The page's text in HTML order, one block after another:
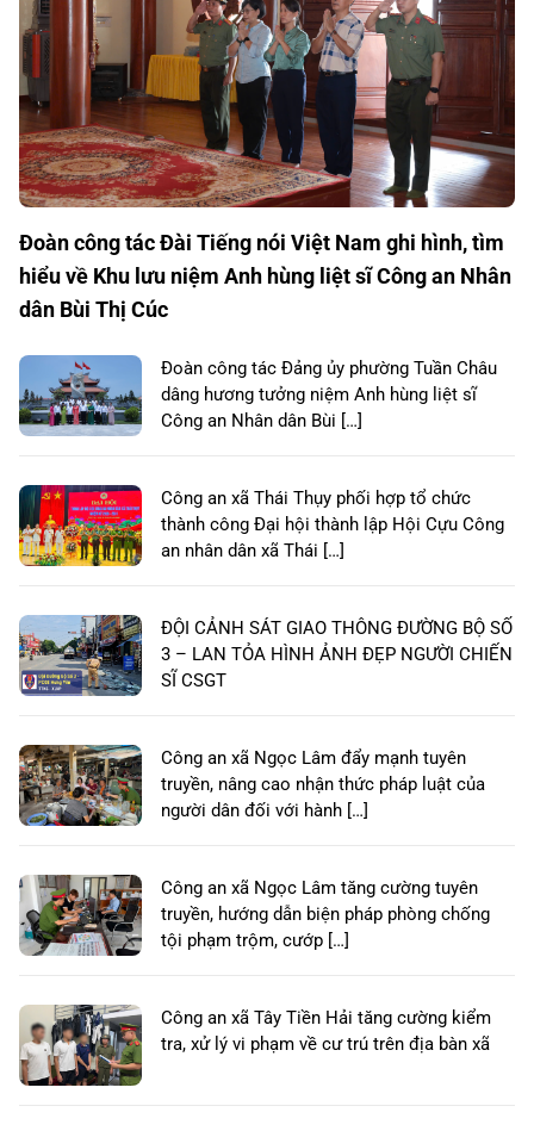
Đoàn công tác Đài Tiếng nói Việt Nam ghi hình, tìm
hiểu về Khu lưu niệm Anh hùng liệt sĩ Công an Nhân
dân Bùi Thị Cúc
Đoàn công tác Đảng ủy phường Tuần Châu
dâng hương tưởng niệm Anh hùng liệt sĩ
Công an Nhân dân Bùi […]
Công an xã Thái Thụy phối hợp tổ chức
thành công Đại hội thành lập Hội Cựu Công
an nhân dân xã Thái […]
ĐỘI CẢNH SÁT GIAO THÔNG ĐƯỜNG BỘ SỐ
3 – LAN TỎA HÌNH ẢNH ĐẸP NGƯỜI CHIẾN
SĨ CSGT
Công an xã Ngọc Lâm đẩy mạnh tuyên
truyền, nâng cao nhận thức pháp luật của
người dân đối với hành […]
Công an xã Ngọc Lâm tăng cường tuyên
truyền, hướng dẫn biện pháp phòng chống
tội phạm trộm, cướp […]
Công an xã Tây Tiền Hải tăng cường kiểm
tra, xử lý vi phạm về cư trú trên địa bàn xã